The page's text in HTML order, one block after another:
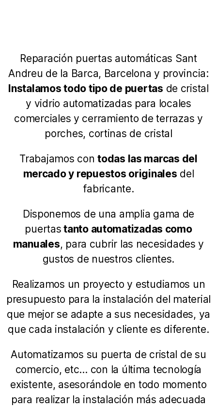
Reparación puertas automáticas Sant
Andreu de la Barca, Barcelona y provincia:
Instalamos todo tipo de puertas de cristal
y vidrio automatizadas para locales
comerciales y cerramiento de terrazas y
porches, cortinas de cristal
Trabajamos contodas las marcas del
mercado y repuestos originales del
fabricante.
Disponemos de una amplia gama de
puertas tanto automatizadas como
manuales, para cubrir las necesidades y
gustos de nuestros clientes.
Realizamos un proyecto y estudiamos un
presupuesto para la instalación del material
que mejor se adapte a sus necesidades, ya
que cada instalación y cliente es diferente.
Automatizamos su puerta de cristal de su
comercio, etc… con la última tecnología
existente, asesorándole en todo momento
para realizar la instalación más adecuada